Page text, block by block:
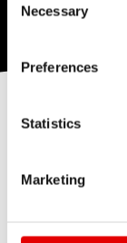
Necessary
Preferences
Statistics
Marketing
更低的滾動阻